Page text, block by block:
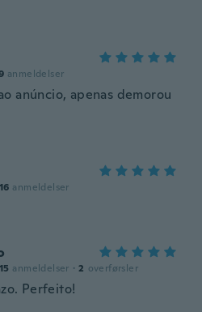
anmeldelser
anúncio, apenas demorou
16 anmeldelser
15 anmeldelser · 2 overførsler
Perfeito!